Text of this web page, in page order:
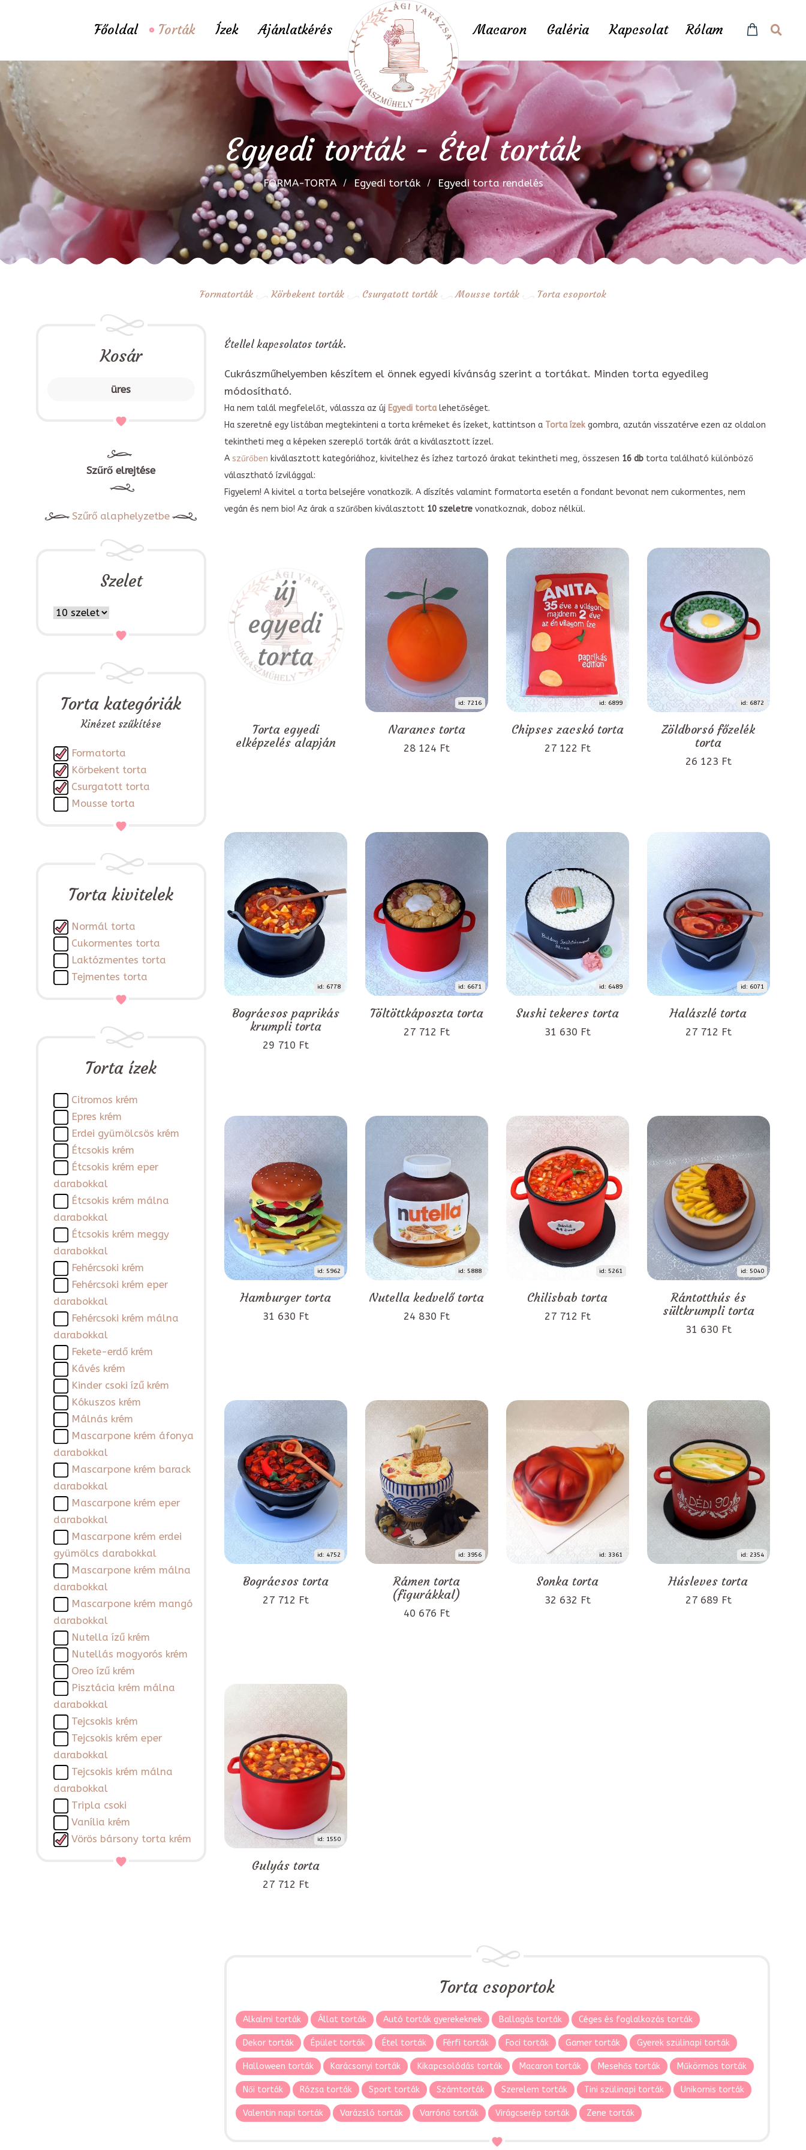
Főoldal Torták Ízek Ajánlatkérés Macaron Galéria Kapcsolat Rólam
Egyedi torták - Étel torták
FORMA-TORTA Egyedi torták Egyedi torta rendelés
Formatorták Körbekent torták Csurgatott torták Mousse torták Torta csoportok
Kosár
üres
Szűrő elrejtése
Szűrő alaphelyzetbe
Szelet
Torta kategóriák
Kinézet szűkítése
Formatorta
Körbekent torta
Csurgatott torta
Mousse torta
Torta kivitelek
Normál torta
Cukormentes torta
Laktózmentes torta
Tejmentes torta
Torta ízek
Citromos krém
Epres krém
Erdei gyümölcsös krém
Étcsokis krém
Étcsokis krém eper
darabokkal
Étcsokis krém málna
darabokkal
Étcsokis krém meggy
darabokkal
Fehércsoki krém
Fehércsoki krém eper
darabokkal
Fehércsoki krém málna
darabokkal
Fekete-erdő krém
Kávés krém
Kinder csoki ízű krém
Kókuszos krém
Málnás krém
Mascarpone krém áfonya
darabokkal
Mascarpone krém barack
darabokkal
Mascarpone krém eper
darabokkal
Mascarpone krém erdei
gyümölcs darabokkal
Mascarpone krém málna
darabokkal
Mascarpone krém mangó
darabokkal
Nutella ízű krém
Nutellás mogyorós krém
Oreo ízű krém
Pisztácia krém málna
darabokkal
Tejcsokis krém
Tejcsokis krém eper
darabokkal
Tejcsokis krém málna
darabokkal
Tripla csoki
Vanília krém
Vörös bársony torta krém
Étellel kapcsolatos torták.
Cukrászműhelyemben készítem el önnek egyedi kívánság szerint a tortákat. Minden torta egyedileg
módosítható.
Ha nem talál megfelelőt, válassza az új Egyedi tortalehetőséget.
Ha szeretné egy listában megtekinteni a torta krémeket és ízeket, kattintson a Torta ízekgombra, azután visszatérve ezen az oldalon
tekintheti meg a képeken szereplő torták árát a kiválasztott ízzel.
A szűrőben kiválasztott kategóriához, kivitelhez és ízhez tartozó árakat tekintheti meg, összesen 16 dbtorta található különböző
választható ízvilággal:
Figyelem! A kivitel a torta belsejére vonatkozik. A díszítés valamint formatorta esetén a fondant bevonat nem cukormentes, nem
vegán és nem bio! Az árak a szűrőben kiválasztott 10 szeletrevonatkoznak, doboz nélkül.
Torta egyedi
elképzelés alapján
id: 7216
Narancs torta
28 124 Ft
id: 6899
Chipses zacskó torta
27 122 Ft
id: 6872
Zöldborsó főzelék
torta
26 123 Ft
id: 6778
Bográcsos paprikás
krumpli torta
29 710 Ft
id: 6671
Töltöttkáposzta torta
27 712 Ft
id: 6489
Sushi tekercs torta
31 630 Ft
id: 6071
Halászlé torta
27 712 Ft
id: 5962
Hamburger torta
31 630 Ft
id: 5888
Nutella kedvelő torta
24 830 Ft
id: 5261
Chilisbab torta
27 712 Ft
id: 5040
Rántotthús és
sültkrumpli torta
31 630 Ft
id: 4752
Bográcsos torta
27 712 Ft
id: 3956
Rámen torta
(figurákkal)
40 676 Ft
id: 3361
Sonka torta
32 632 Ft
id: 2354
Húsleves torta
27 689 Ft
id: 1550
Gulyás torta
27 712 Ft
Torta csoportok
Alkalmi torták Állat torták Autó torták gyerekeknek Ballagás torták Céges és foglalkozás torták
Dekor torták Épület torták Étel torták Férfi torták Foci torták Gamer torták Gyerek szülinapi torták
Halloween torták Karácsonyi torták Kikapcsolódás torták Macaron torták Mesehős torták Műkörmös torták
Női torták Rózsa torták Sport torták Számtorták Szerelem torták Tini szülinapi torták Unikornis torták
Valentin napi torták Varázsló torták Varrónő torták Virágcserép torták Zene torták